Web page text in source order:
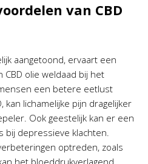
van CBD
aangetoond, ervaart een
olie weldaad bij het
een betere eetlust
kan lichamelijke pijn dragelijker
Ook geestelijk kan er een
bij depressieve klachten.
optreden, zoals
het bloeddrukverlagend